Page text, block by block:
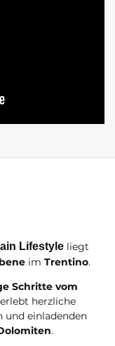
Lifestyle liegt
im Trentino.
Schritte vom
herzliche
und einladenden
.